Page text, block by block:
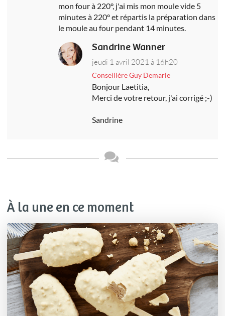
mon four à 220°, j'ai mis mon moule vide 5
minutes à 220° et répartis la préparation dans
le moule au four pendant 14 minutes.
Sandrine Wanner
jeudi 1 avril 2021 à 16h20
Conseillère Guy Demarle
Bonjour Laetitia,
Merci de votre retour, j'ai corrigé ;-)
Sandrine
À la une en ce moment